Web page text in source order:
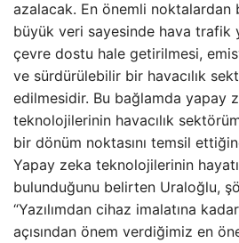
azalacak. En önemli noktalardan
büyük veri sayesinde hava trafik
çevre dostu hale getirilmesi,
ve sürdürülebilir bir havacılık
edilmesidir. Bu bağlamda yapay
teknolojilerinin havacılık
bir dönüm noktasını temsil
Yapay zeka teknolojilerinin
bulunduğunu belirten Uraloğlu,
“Yazılımdan cihaz imalatına
açısından önem verdiğimiz en